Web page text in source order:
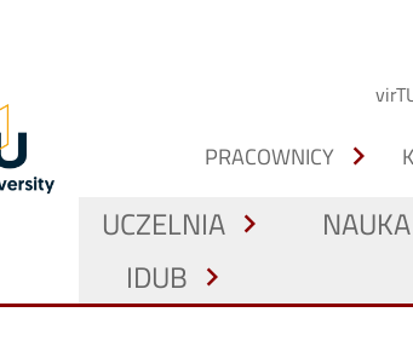
PRACOWNICY chevron_right
UCZELNIA chevron_right NAUKA
IDUB chevron_right